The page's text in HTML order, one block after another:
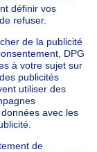
pas cher
ville